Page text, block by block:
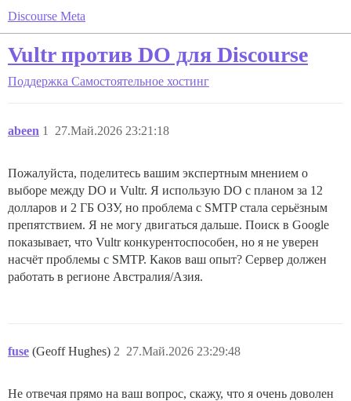
Discourse Meta
Vultr против DO для Discourse
Поддержка Самостоятельное хостинг
abeen 27.Май.2026 23:21:18
1
Пожалуйста, поделитесь вашим экспертным мнением о
выборе между DO и Vultr. Я использую DO с планом за 12
долларов и 2 ГБ ОЗУ, но проблема с SMTP стала серьёзным
препятствием. Я не могу двигаться дальше. Поиск в Google
показывает, что Vultr конкурентоспособен, но я не уверен
насчёт проблемы с SMTP. Каков ваш опыт? Сервер должен
работать в регионе Австралия/Азия.
fuse (Geoff Hughes) 27.Май.2026 23:29:48
2
Не отвечая прямо на ваш вопрос, скажу, что я очень доволен